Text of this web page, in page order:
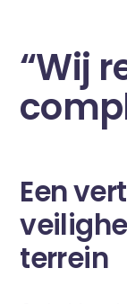
“Wij
Een
terrein